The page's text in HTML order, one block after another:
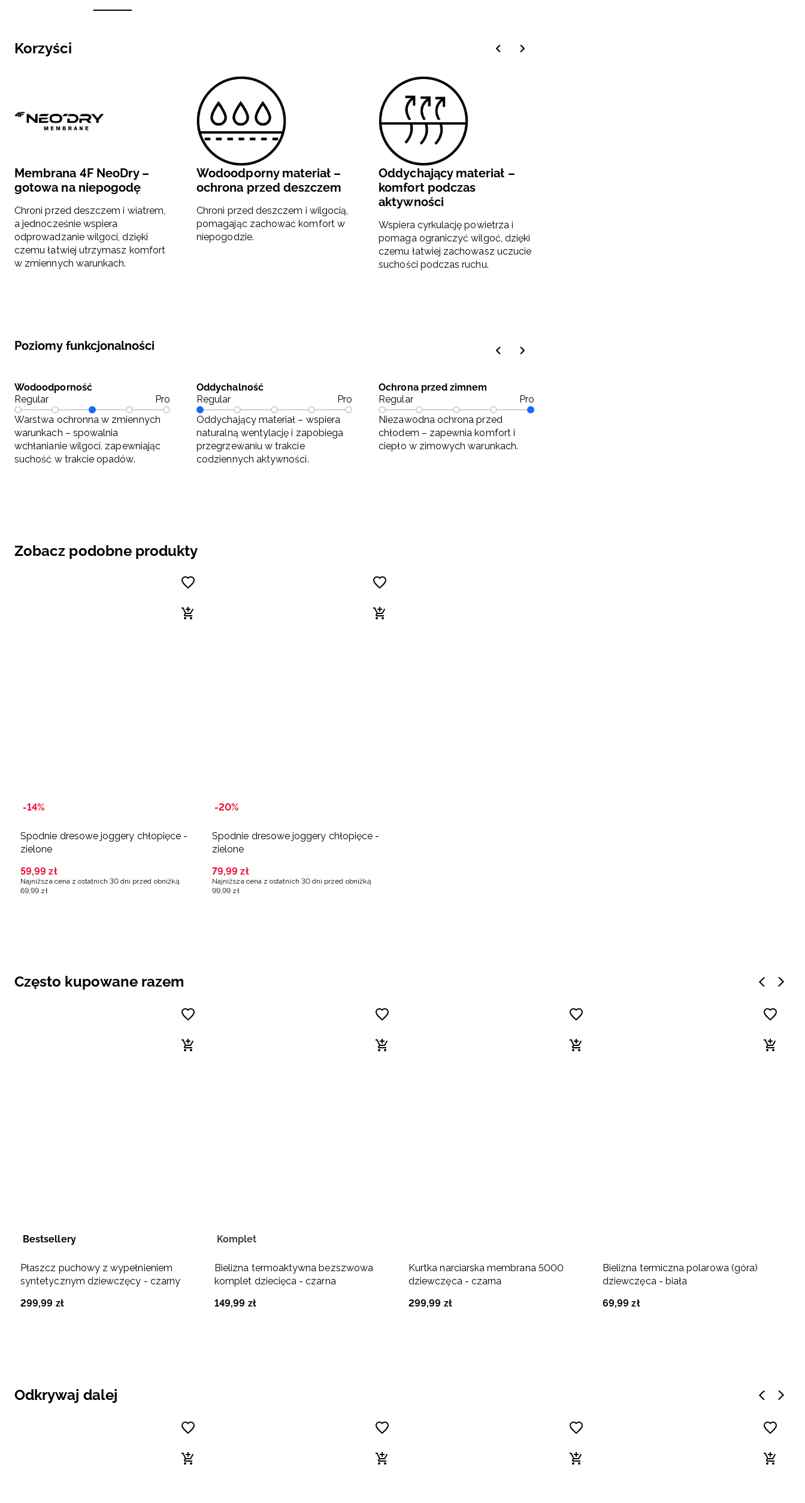
Korzyści
Membrana 4F NeoDry –
gotowa na niepogodę
Chroni przed deszczem i wiatrem,
a jednocześnie wspiera
odprowadzanie wilgoci, dzięki
czemu łatwiej utrzymasz komfort
w zmiennych warunkach.
Wodoodporny materiał –
ochrona przed deszczem
Chroni przed deszczem i wilgocią,
pomagając zachować komfort w
niepogodzie.
Oddychający materiał –
komfort podczas
aktywności
Wspiera cyrkulację powietrza i
pomaga ograniczyć wilgoć, dzięki
czemu łatwiej zachowasz uczucie
suchości podczas ruchu.
Poziomy funkcjonalności
Wodoodporność
Regular
Pro
Warstwa ochronna w zmiennych
warunkach – spowalnia
wchłanianie wilgoci, zapewniając
suchość w trakcie opadów.
Oddychalność
Regular
Pro
Oddychający materiał – wspiera
naturalną wentylację i zapobiega
przegrzewaniu w trakcie
codziennych aktywności.
Ochrona przed zimnem
Regular
Pro
Niezawodna ochrona przed
chłodem – zapewnia komfort i
ciepło w zimowych warunkach.
Zobacz podobne produkty
-14%
Spodnie dresowe joggery chłopięce -
zielone
59,99 zł
Najniższa cena z ostatnich 30 dni przed obniżką
69,99 zł
-20%
Spodnie dresowe joggery chłopięce -
zielone
79,99 zł
Najniższa cena z ostatnich 30 dni przed obniżką
99,99 zł
Często kupowane razem
Bestsellery
Płaszcz puchowy z wypełnieniem
syntetycznym dziewczęcy - czarny
299,99 zł
Komplet
Bielizna termoaktywna bezszwowa
komplet dziecięca - czarna
149,99 zł
Kurtka narciarska membrana 5000
dziewczęca - czarna
299,99 zł
Bielizna termiczna polarowa (góra)
dziewczęca - biała
69,99 zł
Odkrywaj dalej